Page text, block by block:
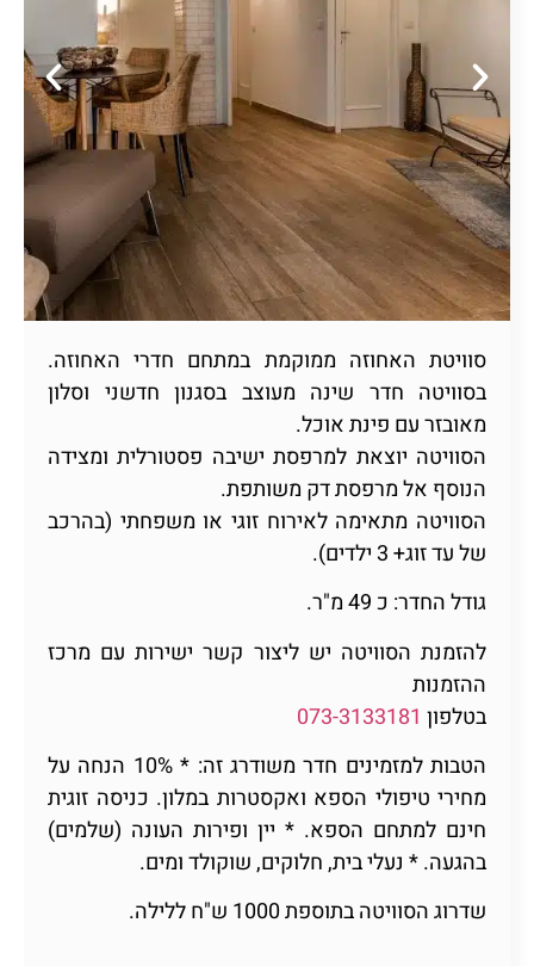
סוויטת האחוזה ממוקמת במתחם חדרי האחוזה.
בסוויטה חדר שינה מעוצב בסגנון חדשני וסלון
מאובזר עם פינת אוכל.
הסוויטה יוצאת למרפסת ישיבה פסטורלית ומצידה
הנוסף אל מרפסת דק משותפת.
הסוויטה מתאימה לאירוח זוגי או משפחתי (בהרכב
של עד זוג+ 3 ילדים).
גודל החדר: כ 49 מ"ר.
להזמנת הסוויטה יש ליצור קשר ישירות עם מרכז
ההזמנות
בטלפון 073-3133181
הטבות למזמינים חדר משודרג זה: * 10% הנחה על
מחירי טיפולי הספא ואקסטרות במלון. כניסה זוגית
חינם למתחם הספא. * יין ופירות העונה (שלמים)
בהגעה. * נעלי בית, חלוקים, שוקולד ומים.
שדרוג הסוויטה בתוספת 1000 ש"ח ללילה.